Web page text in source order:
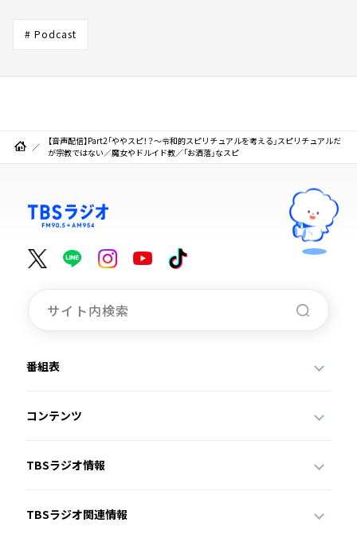
# Podcast
【音声配信】Part2「ややスピ！？～令和的スピリチュアルを考える」スピリチュアルだ
が宗教ではない／魔女やドルイド教／「お洒落」なスピ
番組表
コンテンツ
TBSラジオ情報
TBSラジオ関連情報